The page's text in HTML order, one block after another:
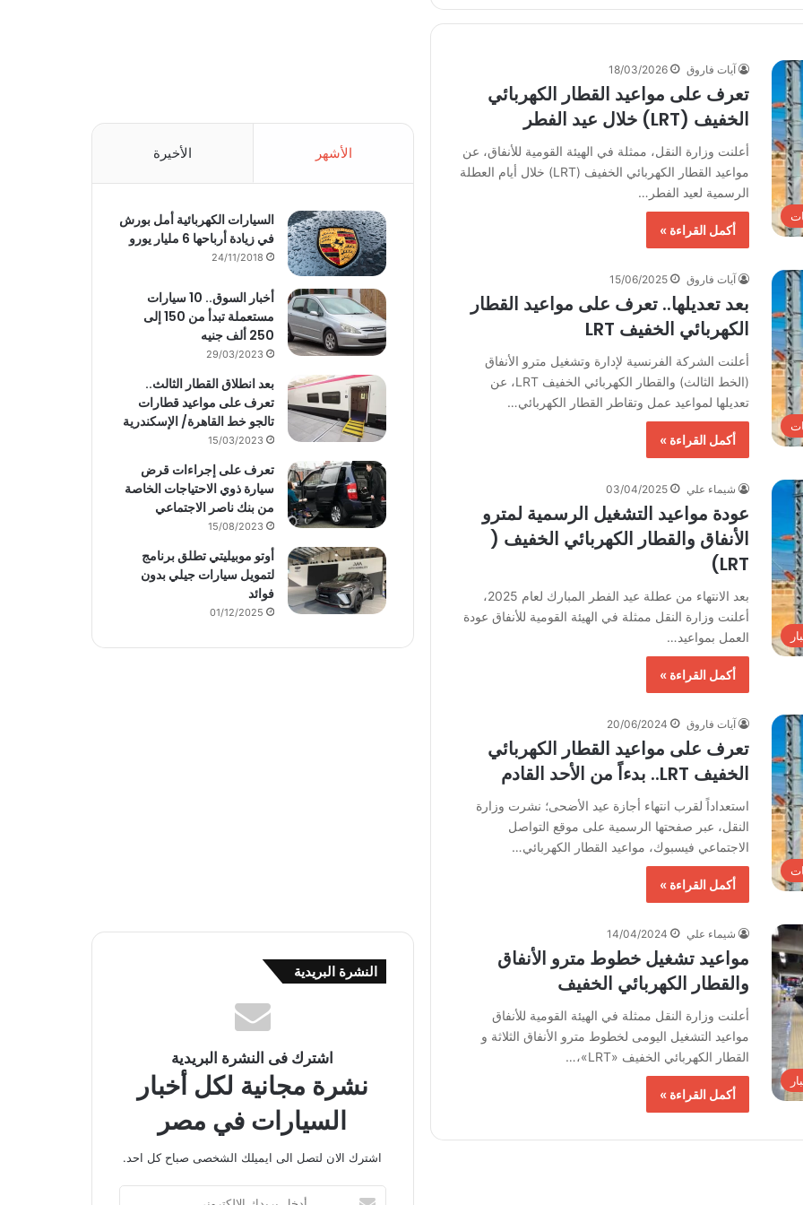
آيات فاروق 18/03/2026
تعرف على مواعيد القطار الكهربائي
الخفيف (LRT) خلال عيد الفطر
أعلنت وزارة النقل، ممثلة في الهيئة القومية للأنفاق، عن
مواعيد القطار الكهربائي الخفيف (LRT) خلال أيام العطلة
الرسمية لعيد الفطر…
أكمل القراءة »
آيات فاروق 15/06/2025
بعد تعديلها.. تعرف على مواعيد القطار
الكهربائي الخفيف LRT
أعلنت الشركة الفرنسية لإدارة وتشغيل مترو الأنفاق
(الخط الثالث) والقطار الكهربائي الخفيف LRT، عن
تعديلها لمواعيد عمل وتقاطر القطار الكهربائي…
أكمل القراءة »
شيماء علي 03/04/2025
عودة مواعيد التشغيل الرسمية لمترو
الأنفاق والقطار الكهربائي الخفيف (
LRT)
بعد الانتهاء من عطلة عيد الفطر المبارك لعام 2025،
أعلنت وزارة النقل ممثلة في الهيئة القومية للأنفاق عودة
العمل بمواعيد…
أكمل القراءة »
آيات فاروق 20/06/2024
تعرف على مواعيد القطار الكهربائي
الخفيف LRT.. بدءاً من الأحد القادم
استعداداً لقرب انتهاء أجازة عيد الأضحى؛ نشرت وزارة
النقل، عبر صفحتها الرسمية على موقع التواصل
الاجتماعي فيسبوك، مواعيد القطار الكهربائي…
أكمل القراءة »
شيماء علي 14/04/2024
مواعيد تشغيل خطوط مترو الأنفاق
والقطار الكهربائي الخفيف
أعلنت وزارة النقل ممثلة في الهيئة القومية للأنفاق
مواعيد التشغيل اليومى لخطوط مترو الأنفاق الثلاثة و
القطار الكهربائي الخفيف «LRT»،…
أكمل القراءة »
الأشهر الأخيرة
السيارات الكهربائية أمل بورش
في زيادة أرباحها 6 مليار يورو
24/11/2018
أخبار السوق.. 10 سيارات
مستعملة تبدأ من 150 إلى
250 ألف جنيه
29/03/2023
بعد انطلاق القطار الثالث..
تعرف على مواعيد قطارات
تالجو خط القاهرة/ الإسكندرية
15/03/2023
تعرف على إجراءات قرض
سيارة ذوي الاحتياجات الخاصة
من بنك ناصر الاجتماعي
15/08/2023
أوتو موبيليتي تطلق برنامج
لتمويل سيارات جيلي بدون
فوائد
01/12/2025
النشرة البريدية
اشترك فى النشرة البريدية
نشرة مجانية لكل أخبار
السيارات في مصر
اشترك الان لتصل الى ايميلك الشخصى صباح كل احد.